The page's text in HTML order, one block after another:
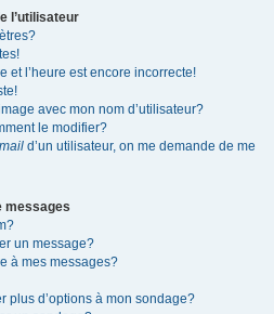
l’utilisateur
et l’heure est encore incorrecte!
avec mon nom d’utilisateur?
le modifier?
d’un utilisateur, on me demande de me
messages
un message?
à mes messages?
plus d’options à mon sondage?